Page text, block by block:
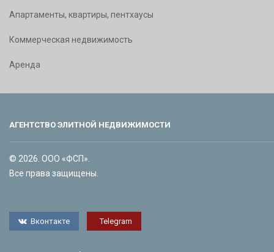
Апартаменты, квартиры, пентхаусы
Коммерческая недвижимость
Аренда
АГЕНТСТВО ЭЛИТНОЙ НЕДВИЖИМОСТИ
© 2026. ООО «ФСП».
Все права защищены.
Вконтакте Telegram